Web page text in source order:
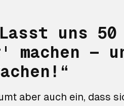
uns
machen —
aber auch ein, dass